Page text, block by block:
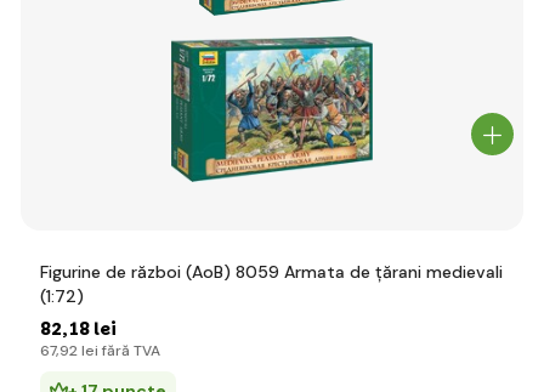
Figurine de război (AoB) 8059 Armata de țărani medievali
(1:72)
82,18 lei
67,92 lei fără TVA